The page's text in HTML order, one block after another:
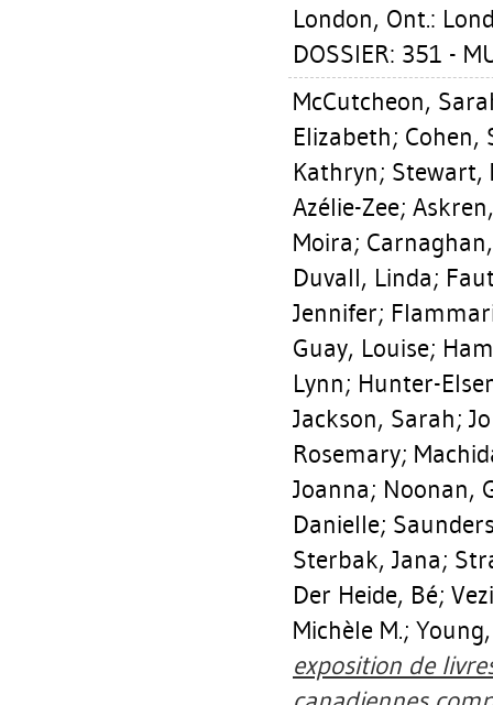
London, Ont.:
DOSSIER: 351 -
McCutcheon,
Elizabeth; Cohen,
Kathryn; Stewart,
Azélie-Zee;
Moira;
Duvall, Linda;
Jennifer;
Guay, Louise;
Lynn; Hunter-
Jackson, Sarah;
Rosemary;
Joanna; Noonan,
Danielle;
Sterbak, Jana;
Der Heide, Bé;
Michèle M.;
exposition de